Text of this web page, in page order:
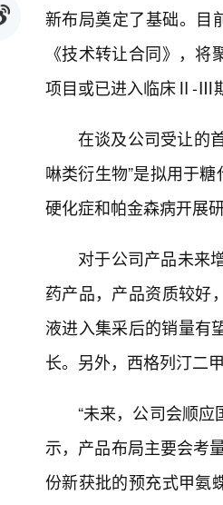
新布局奠定了基础。目
《技术转让合同》，
项目或已进入临床Ⅱ-Ⅲ
在谈及公司受让的
啉类衍生物”是拟用于
硬化症和帕金森病开展
对于公司产品未来
药产品，产品资质较好
液进入集采后的销量有
长。另外，西格列汀二
“未来，公司会顺
示，产品布局主要会考
份新获批的预充式甲氨